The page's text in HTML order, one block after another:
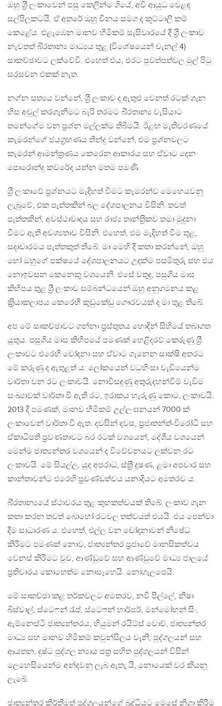
ඔහු ශ‍්‍රී ලංකාවෙන් පසු කෙලින්ම ගියේ, අවි ආයුධ වෙළඳ
සල්පිලකටයි. ඒ අතරේ ඔහු චීනය සමග ද කූට්ටාලි කම්
කෙළේය. එළැඹෙන මානව හිමිකම් සැසිවාරයේ දී ශ‍්‍රී ලංකාව
නැවතත් බි‍්‍රතාන්‍ය මාධ්‍යය තුළ (විශේෂයෙන් චැනල් 4)
සාකච්ඡාවට ලක්වේවි. එහෙත් එය, එරට පුවත්පත්වල මුල් පිටු
සරසවන එකක් නැත.
නග්න සත්‍යය වන්නේ, ශ‍්‍රී ලංකාව ද ඇතුළු වෙනත් රටක් ගැන
හිස අවුල් කරගැනීමට බැරි තරමට බි‍්‍රතාන්‍ය වැසියාට
තමන්ගේම වන ප‍්‍රශ්න මල්ලක්ම තිබීමයි. ඊළඟ මැතිවරණයේ
කැමරන්ගේ ජයග‍්‍රහණය තීන්දු වන්නේ, එම ප‍්‍රශ්නවලට
කැමරන් ආමන්ත‍්‍රණය කෙරෙන ආකාරය සහ ඒවාට දෙන
පොරොන්දු කවරේද යන්න මතම පමණි.
ශ‍්‍රී ලංකාවේ ප‍්‍රශ්නයට මැදිහත් වීමට කැමරන්ව මෙහෙයවනු
ලැබුවේ, එක පැත්තකින් බල දේශපාලනය විසිනි. තවත්
පැත්තකින්, අවස්ථාවාදය සහ රාජ්‍ය තාන්ත‍්‍රිකව තමා මුදුනා
වීමට ඇති අවශ්‍යතාව විසිනි. එහෙත්, එම මැදිහත් වීම තුළ,
සදාචාරමය පැත්තකුත් තිබේ. මා මෙහි දී කතා කරන්නේ, ඔහු
හෝ ඔහුගේ පක්ෂයේ දේශපාලනයට උදක්ම පසමිතුරු සහ එය
නොඉවසන කෙනෙකු වශයෙනි. එසේ වතුදු, පසුගිය මාස
කිහිපය තුළ ශ‍්‍රී ලංකාව සම්බන්ධයෙන් ඔහු අනුගමනය කළ
ක‍්‍රියාකලාපය කෙරෙහි කුඩුකේඩු ගෞරවයක් ද මා තුළ තිබේ.
අප මේ සාකච්ඡාවට ගන්නා ප‍්‍රස්තුතය හොඳින් සිහියේ තබාගත
යුතුය. පසුගිය මාස කිහිපයේ පමණක් හෙළිදරව් කෙරුණු ශ‍්‍රී
ලංකාවට එරෙහි චෝදනා සහ ඒවාට ගැනෙන සාක්ෂි අතරට
මේ කරුණු ද ඇතුළත් ය: ලෝකයෙන් වධහිංසා වැඩියෙන්ම
වාර්තා වන රට ලංකාවයි. නොවිසඳුණු අතුරුදහන්වීම් වැඩිම
සංඛ්‍යාවක් වාර්තා වී ඇති රට, ඉරාකය හැරුණු කොට, ලංකාවයි.
2013 දී පමණක්, මානව හිමිකම් උල්ලංඝනයන් 7000 ක්
ලංකාවෙන් වාර්තා වී ඇත. දවසින් දවස, ප‍්‍රජාතන්ත‍්‍-විරෝධී සහ
ඒකාධිපති ප‍්‍රවණතාවට බර රටක් වශයෙන්, දේශීය වශයෙන්
මෙන්ම ජාත්‍යන්තර වශයෙන් ද විවේචනයට ලක්වන රට
ලංකාවයි. මේ සියල්ල, යුද අපරාධ, ස්ත‍්‍රී දූෂණ, ළමා අපචාර සහ
කාන්තාවන්ට එරෙහි ප‍්‍රචණ්ඩත්වය යනාදියට අමතරව ය.
බි‍්‍රතාන්‍යයේ ස්ථාවරය තුළ කුහකත්වයක් තිබේ. ලංකාව ගැන
කතා කරන තවත් බොහෝ රටවල තත්වයත් එයයි. එය පෙන්වා
දීම සාධාරණ ය. එහෙත්, එල්ල වන චෝදනාවන් නිෂේධ
කිරීමට පමණක් නොව, ජාත්‍යන්තර ප‍්‍රජාවේ මානසිකත්වය
වෙනස් කිරීමට වුව, ආණ්ඩුවේ සහ ආණ්ඩුවේ මාධ්‍ය ජාලයේ
ප‍්‍රතිචාරය කොහෙත්ම නොසෑහෙයි. නොගැලපෙයි.
මේ සාකච්ඡා කළ තර්කවලට අමතරව, නවී පිල්ලේ, නිෂා
බිස්වාල්, ස්ටෙෆන් රැප්, ස්ටෙෆන් හාර්පර්, මන්මෝහන් සිං,
ඇම්නෙස්ටි ජාත්‍යන්තරය, හියුමන් රයිට්ස් වොච්, ජාත්‍යන්තර
මාධ්‍ය සහ මානව හිමිකම් කවුන්සිලය වැනි, පුද්ගලයන් සහ
ආයතන, දුෂ්ට පුද්ගල න්‍යාය පත‍්‍ර සහිත පුද්ගලයන් විසින්
ලෙහෙසියෙන්ම අන්දවනු ලැබ ඇතැ යි, නොයෙක් වර කියනු
ලැබේ.
ජාත්‍යන්තර කීර්තිමත් පුද්ගලයන්ගේ බුද්ධියට මෙසේ නිගා කිරීම